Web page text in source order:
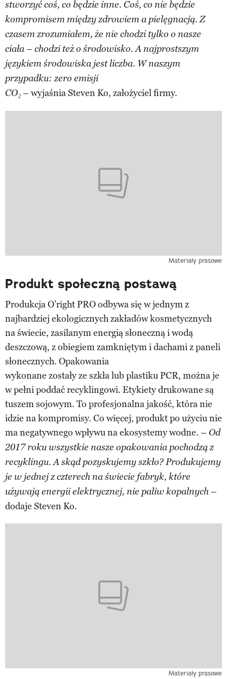
stworzyć coś, co będzie inne. Coś, co nie będzie
kompromisem między zdrowiem a pielęgnacją. Z
czasem zrozumiałem, że nie chodzi tylko o nasze
ciała – chodzi też o środowisko. A najprostszym
językiem środowiska jest liczba. W naszym
przypadku: zero emisji
CO₂– wyjaśnia Steven Ko, założyciel firmy.
Materiały prasowe
Produkt społeczną postawą
Produkcja O’right PRO odbywa się w jednym z
najbardziej ekologicznych zakładów kosmetycznych
na świecie, zasilanym energią słoneczną i wodą
deszczową, z obiegiem zamkniętym i dachami z paneli
słonecznych. Opakowania
wykonane zostały ze szkła lub plastiku PCR, można je
w pełni poddać recyklingowi. Etykiety drukowane są
tuszem sojowym. To profesjonalna jakość, która nie
idzie na kompromisy. Co więcej, produkt po użyciu nie
ma negatywnego wpływu na ekosystemy wodne. – Od
2017 roku wszystkie nasze opakowania pochodzą z
recyklingu. A skąd pozyskujemy szkło? Produkujemy
je w jednej z czterech na świecie fabryk, które
używają energii elektrycznej, nie paliw kopalnych–
dodaje Steven Ko.
Materiały prasowe